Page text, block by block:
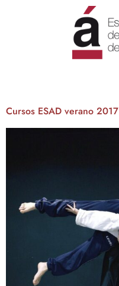
Cursos ESAD verano 2017